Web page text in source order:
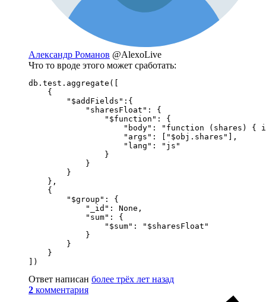
Александр Романов @AlexoLive
Что то вроде этого может сработать:
db.test.aggregate([
    {
        "$addFields":{
            "sharesFloat": {
                "$function": {
"body": "function (shares) {
                    "args": ["$obj.shares"],
                    "lang": "js"
                }
            }
        }
    },
    {
        "$group": {
            "_id": None,
            "sum": {
                "$sum": "$sharesFloat"
            }
        }
    }
])
Ответ написан более трёх лет назад
2 комментария